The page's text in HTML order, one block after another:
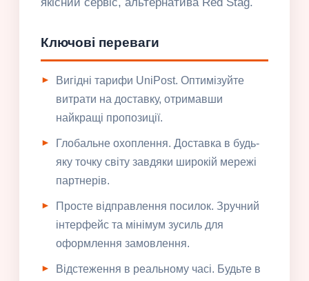
Ключові переваги
Вигідні тарифи UniPost. Оптимізуйте
витрати на доставку, отримавши
найкращі пропозиції.
Глобальне охоплення. Доставка в будь-
яку точку світу завдяки широкій мережі
партнерів.
Просте відправлення посилок. Зручний
інтерфейс та мінімум зусиль для
оформлення замовлення.
Відстеження в реальному часі. Будьте в